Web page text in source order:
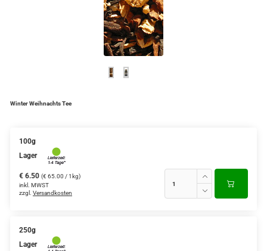
Verschiedene Anbaugebiete
Yogi - und Beuteltee
Aromatisierter Grüntee
Aromatisierter Schwarztee
Winter Weihnachts Tee
100g
Lager
€ 6.50 (€ 65.00 / 1kg)
inkl. MWST
zzgl. Versandkosten
250g
Lager